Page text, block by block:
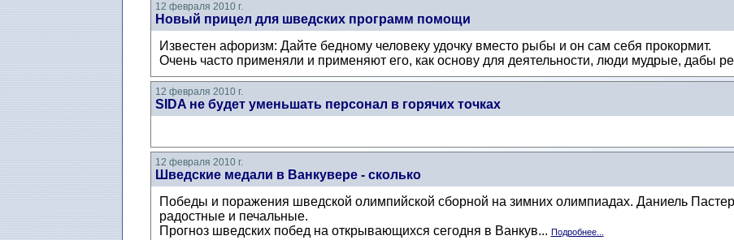
12 февраля 2010 г.
Новый прицел для шведских программ помощи
Известен афоризм: Дайте бедному человеку удочку вместо рыбы и он сам себя прокормит.
Очень часто применяли и применяют его, как основу для деятельности, люди мудрые, дабы
12 февраля 2010 г.
SIDA не будет уменьшать персонал в горячих точках
12 февраля 2010 г.
Шведские медали в Ванкувере - сколько
Победы и поражения шведской олимпийской сборной на зимних олимпиадах. Даниель
радостные и печальные.
Прогноз шведских побед на открывающихся сегодня в Ванкув... Подробнее...